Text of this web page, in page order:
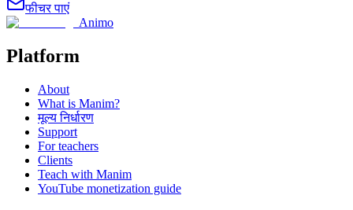
फीचर पाएं
Animo
Platform
About
What is Manim?
मूल्य निर्धारण
Support
For teachers
Clients
Teach with Manim
YouTube monetization guide